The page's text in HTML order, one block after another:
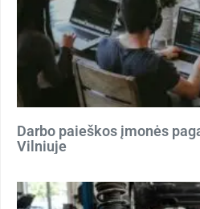
Darbo paieškos įmonės
Vilniuje